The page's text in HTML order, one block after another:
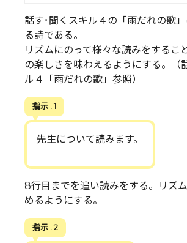
話す･聞くスキル４の「雨だれの歌
る詩である。
リズムにのって様々な読みをするこ
の楽しさを味わえるようにする。（
ル４「雨だれの歌」参照）
指示 . 1
先生について読みます。
8行目までを追い読みをする。リズ
めるようにする。
指示 . 2